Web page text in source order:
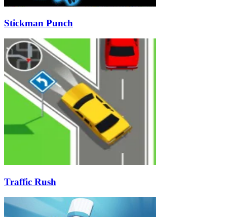
Stickman Punch
Traffic Rush